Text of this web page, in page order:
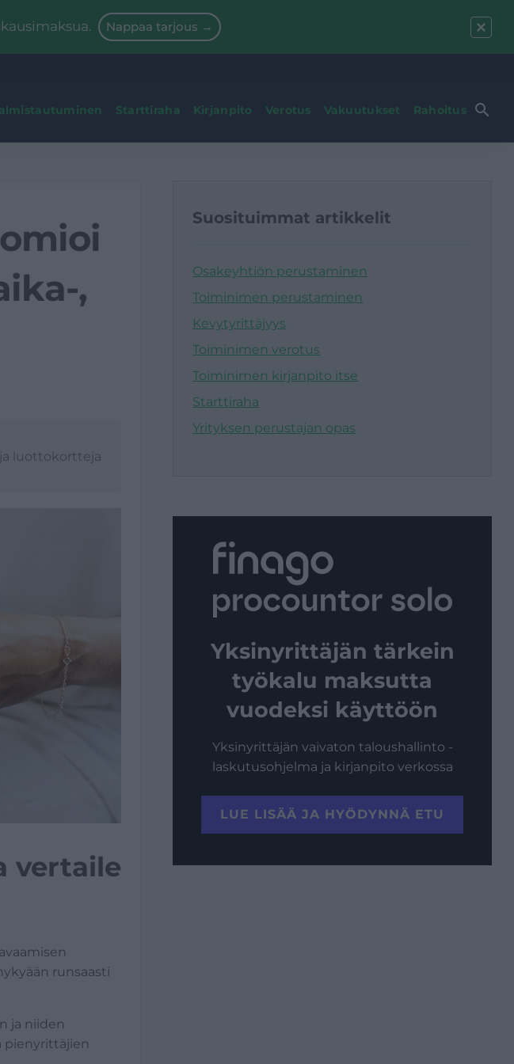
Nappaa tarjous →
Starttiraha Kirjanpito Verotus Vakuutukset Rahoitus
,
luottokortteja
vertaile
runsaasti
ja niiden
pienyrittäjien
Suosituimmat artikkelit
Osakeyhtiön perustaminen
Toiminimen perustaminen
Kevytyrittäjyys
Toiminimen verotus
Toiminimen kirjanpito itse
Starttiraha
Yrityksen perustajan opas
Yksinyrittäjän tärkein
työkalu maksutta
vuodeksi käyttöön
Yksinyrittäjän vaivaton taloushallinto -
laskutusohjelma ja kirjanpito verkossa
LUE LISÄÄ JA HYÖDYNNÄ ETU